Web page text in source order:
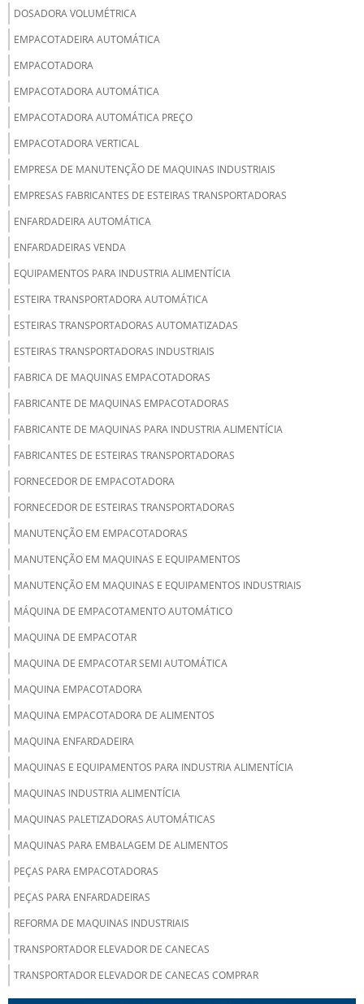
DOSADORA VOLUMÉTRICA
EMPACOTADEIRA AUTOMÁTICA
EMPACOTADORA
EMPACOTADORA AUTOMÁTICA
EMPACOTADORA AUTOMÁTICA PREÇO
EMPACOTADORA VERTICAL
EMPRESA DE MANUTENÇÃO DE MAQUINAS INDUSTRIAIS
EMPRESAS FABRICANTES DE ESTEIRAS TRANSPORTADORAS
ENFARDADEIRA AUTOMÁTICA
ENFARDADEIRAS VENDA
EQUIPAMENTOS PARA INDUSTRIA ALIMENTÍCIA
ESTEIRA TRANSPORTADORA AUTOMÁTICA
ESTEIRAS TRANSPORTADORAS AUTOMATIZADAS
ESTEIRAS TRANSPORTADORAS INDUSTRIAIS
FABRICA DE MAQUINAS EMPACOTADORAS
FABRICANTE DE MAQUINAS EMPACOTADORAS
FABRICANTE DE MAQUINAS PARA INDUSTRIA ALIMENTÍCIA
FABRICANTES DE ESTEIRAS TRANSPORTADORAS
FORNECEDOR DE EMPACOTADORA
FORNECEDOR DE ESTEIRAS TRANSPORTADORAS
MANUTENÇÃO EM EMPACOTADORAS
MANUTENÇÃO EM MAQUINAS E EQUIPAMENTOS
MANUTENÇÃO EM MAQUINAS E EQUIPAMENTOS INDUSTRIAIS
MÁQUINA DE EMPACOTAMENTO AUTOMÁTICO
MAQUINA DE EMPACOTAR
MAQUINA DE EMPACOTAR SEMI AUTOMÁTICA
MAQUINA EMPACOTADORA
MAQUINA EMPACOTADORA DE ALIMENTOS
MAQUINA ENFARDADEIRA
MAQUINAS E EQUIPAMENTOS PARA INDUSTRIA ALIMENTÍCIA
MAQUINAS INDUSTRIA ALIMENTÍCIA
MAQUINAS PALETIZADORAS AUTOMÁTICAS
MAQUINAS PARA EMBALAGEM DE ALIMENTOS
PEÇAS PARA EMPACOTADORAS
PEÇAS PARA ENFARDADEIRAS
REFORMA DE MAQUINAS INDUSTRIAIS
TRANSPORTADOR ELEVADOR DE CANECAS
TRANSPORTADOR ELEVADOR DE CANECAS COMPRAR